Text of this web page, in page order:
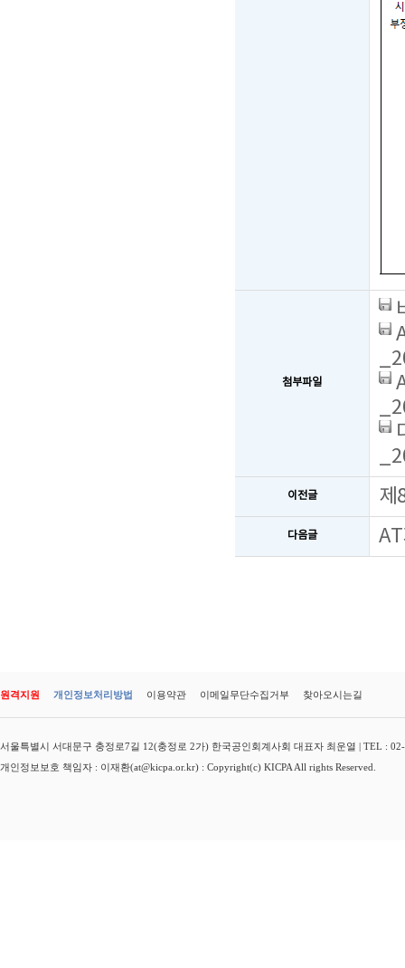
첨부파일
이전글 제
다음글
원격지원 개인정보처리방법 이용약관 이메일무단수집거부 찾아오시는길
서울특별시 서대문구 충정로7길 12(충정로 2가) 한국공인회계사회 대표자 최운열 | TEL :
개인정보보호 책임자 : 이재환(at@kicpa.or.kr) : Copyright(c) KICPA All rights Reserved.